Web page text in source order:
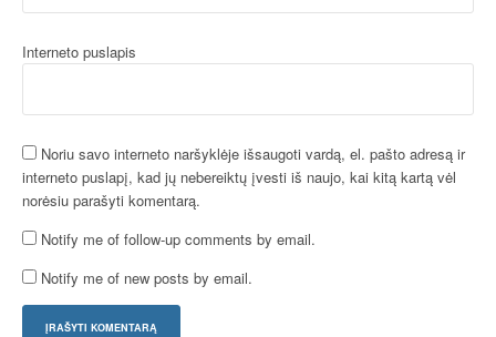
Interneto puslapis
Noriu savo interneto naršyklėje išsaugoti vardą, el. pašto adresą ir
interneto puslapį, kad jų nebereiktų įvesti iš naujo, kai kitą kartą vėl
norėsiu parašyti komentarą.
Notify me of follow-up comments by email.
Notify me of new posts by email.